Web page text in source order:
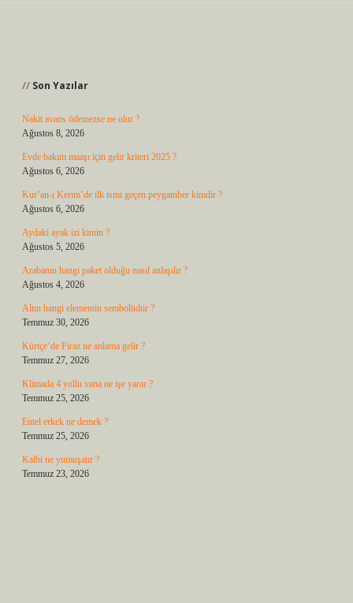
Son Yazılar
Nakit avans ödemezse ne olur ?
Ağustos 8, 2026
Evde bakım maaşı için gelir kriteri 2025 ?
Ağustos 6, 2026
Kur’an-ı Kerim’de ilk ismi geçen peygamber kimdir ?
Ağustos 6, 2026
Aydaki ayak izi kimin ?
Ağustos 5, 2026
Arabanın hangi paket olduğu nasıl anlaşılır ?
Ağustos 4, 2026
Altın hangi elementin sembolüdür ?
Temmuz 30, 2026
Kürtçe’de Firaz ne anlama gelir ?
Temmuz 27, 2026
Klimada 4 yollu vana ne işe yarar ?
Temmuz 25, 2026
Entel erkek ne demek ?
Temmuz 25, 2026
Kalbi ne yumuşatır ?
Temmuz 23, 2026